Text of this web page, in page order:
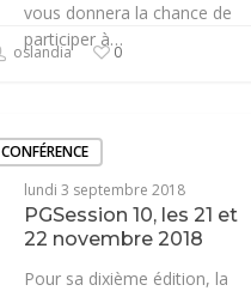
vous donnera la chance de
participer à…
oslandia 0
CONFÉRENCE
lundi 3 septembre 2018
PGSession 10, les 21 et
22 novembre 2018
Pour sa dixième édition, la